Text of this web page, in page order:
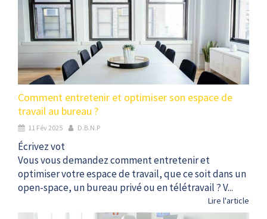
Comment entretenir et optimiser son espace de
travail au bureau ?
11 Fév 2025 D.B.N.P
Écrivez vot
Vous vous demandez comment entretenir et
optimiser votre espace de travail, que ce soit dans un
open-space, un bureau privé ou en télétravail ? V...
Lire l'article